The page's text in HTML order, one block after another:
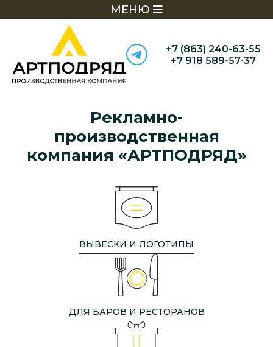
МЕНЮ
+7 (863) 240-63-55
+7 918 589-57-37
Рекламно-
производственная
компания «АРТПОДРЯД»
ВЫВЕСКИ И ЛОГОТИПЫ
ДЛЯ БАРОВ И РЕСТОРАНОВ